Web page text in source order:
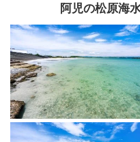
阿児の松原海